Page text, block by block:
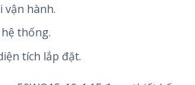
vận hành.
thống.
tích lắp đặt.